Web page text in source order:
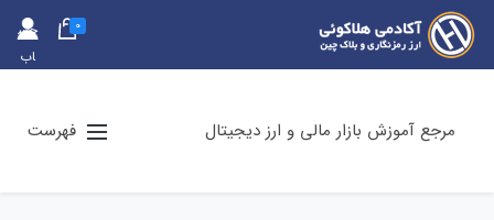
حس
اب
0
مرجع آموزش بازار مالی و ارز دیجیتال فهرست